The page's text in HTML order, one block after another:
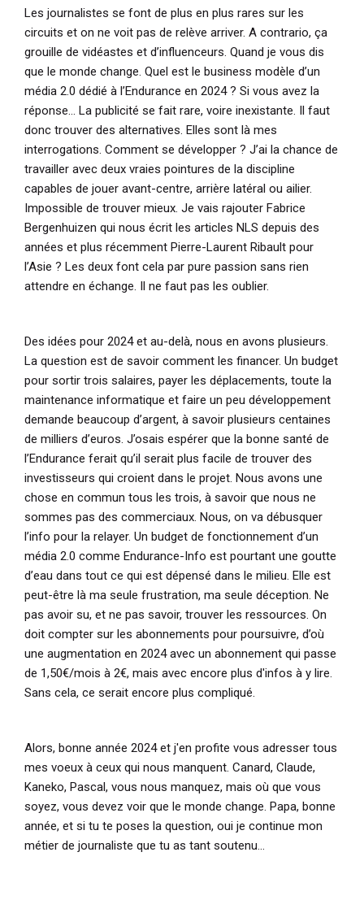
Les journalistes se font de plus en plus rares sur les
circuits et on ne voit pas de relève arriver. A contrario, ça
grouille de vidéastes et d’influenceurs. Quand je vous dis
que le monde change. Quel est le business modèle d’un
média 2.0 dédié à l’Endurance en 2024 ? Si vous avez la
réponse… La publicité se fait rare, voire inexistante. Il faut
donc trouver des alternatives. Elles sont là mes
interrogations. Comment se développer ? J’ai la chance de
travailler avec deux vraies pointures de la discipline
capables de jouer avant-centre, arrière latéral ou ailier.
Impossible de trouver mieux. Je vais rajouter Fabrice
Bergenhuizen qui nous écrit les articles NLS depuis des
années et plus récemment Pierre-Laurent Ribault pour
l’Asie ? Les deux font cela par pure passion sans rien
attendre en échange. Il ne faut pas les oublier.
Des idées pour 2024 et au-delà, nous en avons plusieurs.
La question est de savoir comment les financer. Un budget
pour sortir trois salaires, payer les déplacements, toute la
maintenance informatique et faire un peu développement
demande beaucoup d’argent, à savoir plusieurs centaines
de milliers d’euros. J’osais espérer que la bonne santé de
l’Endurance ferait qu’il serait plus facile de trouver des
investisseurs qui croient dans le projet. Nous avons une
chose en commun tous les trois, à savoir que nous ne
sommes pas des commerciaux. Nous, on va débusquer
l’info pour la relayer. Un budget de fonctionnement d’un
média 2.0 comme Endurance-Info est pourtant une goutte
d’eau dans tout ce qui est dépensé dans le milieu. Elle est
peut-être là ma seule frustration, ma seule déception. Ne
pas avoir su, et ne pas savoir, trouver les ressources. On
doit compter sur les abonnements pour poursuivre, d’où
une augmentation en 2024 avec un abonnement qui passe
de 1,50€/mois à 2€, mais avec encore plus d'infos à y lire.
Sans cela, ce serait encore plus compliqué.
Alors, bonne année 2024 et j'en profite vous adresser tous
mes voeux à ceux qui nous manquent. Canard, Claude,
Kaneko, Pascal, vous nous manquez, mais où que vous
soyez, vous devez voir que le monde change. Papa, bonne
année, et si tu te poses la question, oui je continue mon
métier de journaliste que tu as tant soutenu...